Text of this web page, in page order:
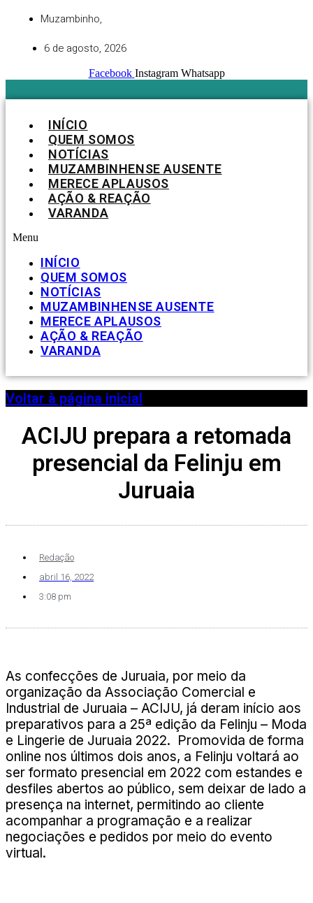
conteúdo
Muzambinho,
6 de agosto, 2026
Facebook Instagram Whatsapp
INÍCIO
QUEM SOMOS
NOTÍCIAS
MUZAMBINHENSE AUSENTE
MERECE APLAUSOS
AÇÃO & REAÇÃO
VARANDA
Menu
INÍCIO
QUEM SOMOS
NOTÍCIAS
MUZAMBINHENSE AUSENTE
MERECE APLAUSOS
AÇÃO & REAÇÃO
VARANDA
Voltar à página inicial
ACIJU prepara a retomada
presencial da Felinju em
Juruaia
Redação
abril 16, 2022
3:08 pm
As confecções de Juruaia, por meio da
organização da Associação Comercial e
Industrial de Juruaia – ACIJU, já deram início aos
preparativos para a 25ª edição da Felinju – Moda
e Lingerie de Juruaia 2022. Promovida de forma
online nos últimos dois anos, a Felinju voltará ao
ser formato presencial em 2022 com estandes e
desfiles abertos ao público, sem deixar de lado a
presença na internet, permitindo ao cliente
acompanhar a programação e a realizar
negociações e pedidos por meio do evento
virtual.